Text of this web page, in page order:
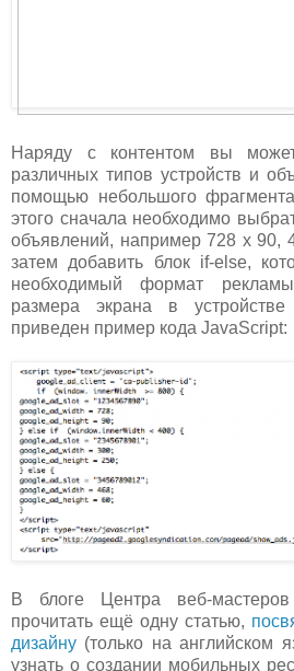
Наряду с контентом вы
различных типов устройств и
помощью небольшого
этого сначала необходимо
объявлений, например 728 x 90,
затем добавить блок if-else,
необходимый формат
размера экрана в
приведен пример кода JavaScript:
В блоге Центра веб-
прочитать ещё одну статью,
дизайну (только на
узнать о создании мобильных